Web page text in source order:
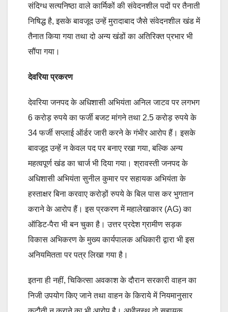
संदिग्ध सत्यनिष्ठा वाले कार्मिकों की संवेदनशील पदों पर तैनाती
निषिद्ध है, इसके बावजूद उन्हें मुरादाबाद जैसे संवेदनशील खंड में
तैनात किया गया तथा दो अन्य खंडों का अतिरिक्त प्रभार भी
सौंपा गया।
देवरिया प्रकरण
देवरिया जनपद के अधिशासी अभियंता अनिल जाटव पर लगभग
6 करोड़ रुपये का फर्जी बजट मांगने तथा 2.5 करोड़ रुपये के
34 फर्जी सप्लाई ऑर्डर जारी करने के गंभीर आरोप हैं। इसके
बावजूद उन्हें न केवल पद पर बनाए रखा गया, बल्कि अन्य
महत्वपूर्ण खंड का चार्ज भी दिया गया। श्रावस्ती जनपद के
अधिशासी अभियंता सुनील कुमार पर सहायक अभियंता के
हस्ताक्षर बिना करवाए करोड़ों रुपये के बिल पास कर भुगतान
कराने के आरोप हैं। इस प्रकरण में महालेखाकार (AG) का
ऑडिट-पैरा भी बन चुका है। उत्तर प्रदेश ग्रामीण सड़क
विकास अभिकरण के मुख्य कार्यपालक अधिकारी द्वारा भी इस
अनियमितता पर पत्र लिखा गया है।
इतना ही नहीं, चिकित्सा अवकाश के दौरान सरकारी वाहन का
निजी उपयोग किए जाने तथा वाहन के किराये में नियमानुसार